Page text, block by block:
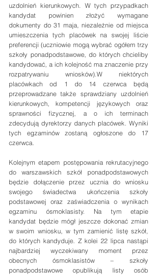
uzdolnień kierunkowych. W tych przypadkach
kandydat powinien złożyć wymagane
dokumenty do 31 maja, niezależnie od miejsca
umieszczenia tych placówek na swojej liście
preferencji (uczniowie mogą wybrać ogółem trzy
szkoły ponadpodstawowe, do których chcieliby
kandydować, a ich kolejność ma znaczenie przy
rozpatrywaniu wniosków).W niektórych
placówkach od 1 do 14 czerwca będą
przeprowadzane także sprawdziany uzdolnień
kierunkowych, kompetencji językowych oraz
sprawności fizycznej, a o ich terminach
zdecydują dyrektorzy danych placówek. Wyniki
tych egzaminów zostaną ogłoszone do 17
czerwca.
Kolejnym etapem postępowania rekrutacyjnego
do warszawskich szkół ponadpodstawowych
będzie dołączenie przez ucznia do wniosku
swojego świadectwa ukończenia szkoły
podstawowej oraz zaświadczenia o wynikach
egzaminu ósmoklasisty. Na tym etapie
kandydat będzie mógł jeszcze dokonać zmian
w swoim wniosku, w tym zamienić listę szkół,
do których kandyduje. Z kolei 22 lipca nastąpi
najbardziej wyczekiwany moment przez
obecnych ósmoklasistów – szkoły
ponadpodstawowe opublikują listy osób